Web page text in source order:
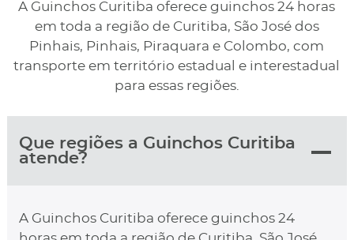
A Guinchos Curitiba oferece guinchos 24 horas
em toda a região de Curitiba, São José dos
Pinhais, Pinhais, Piraquara e Colombo, com
transporte em território estadual e interestadual
para essas regiões.
Que regiões a Guinchos Curitiba
atende?
A Guinchos Curitiba oferece guinchos 24